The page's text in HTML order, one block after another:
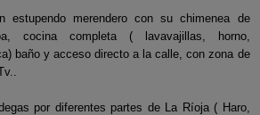
estupendo merendero con su chimenea de
cocina completa ( lavavajillas, horno,
baño y acceso directo a la calle, con zona de
por diferentes partes de La Ríoja ( Haro,